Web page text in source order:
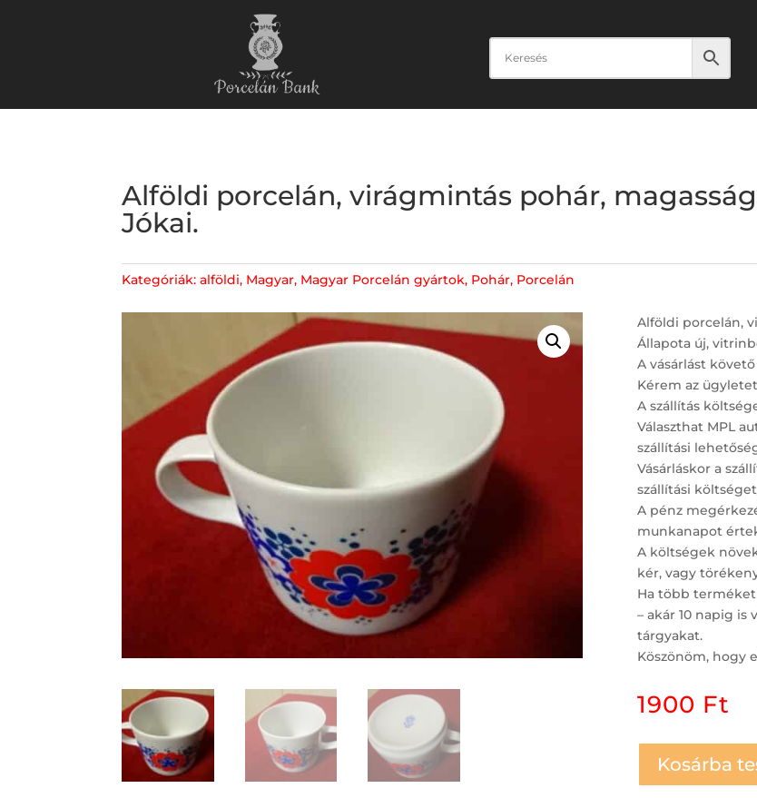
Alföldi porcelán, virágmintás pohár,
Jókai.
Kategóriák:alföldi, Magyar, Magyar Porcelán gyártok, Pohár, Porcelán
Alföldi porcelán,
Állapota új,
A vásárlást
Kérem az
A szállítás
Választhat MPL
szállítási
Vásárláskor a
szállítási
A pénz
munkanapot
A költségek
kér, vagy
Ha több
– akár 10 napig is
tárgyakat.
Köszönöm, hogy
1900 Ft
Kosárba